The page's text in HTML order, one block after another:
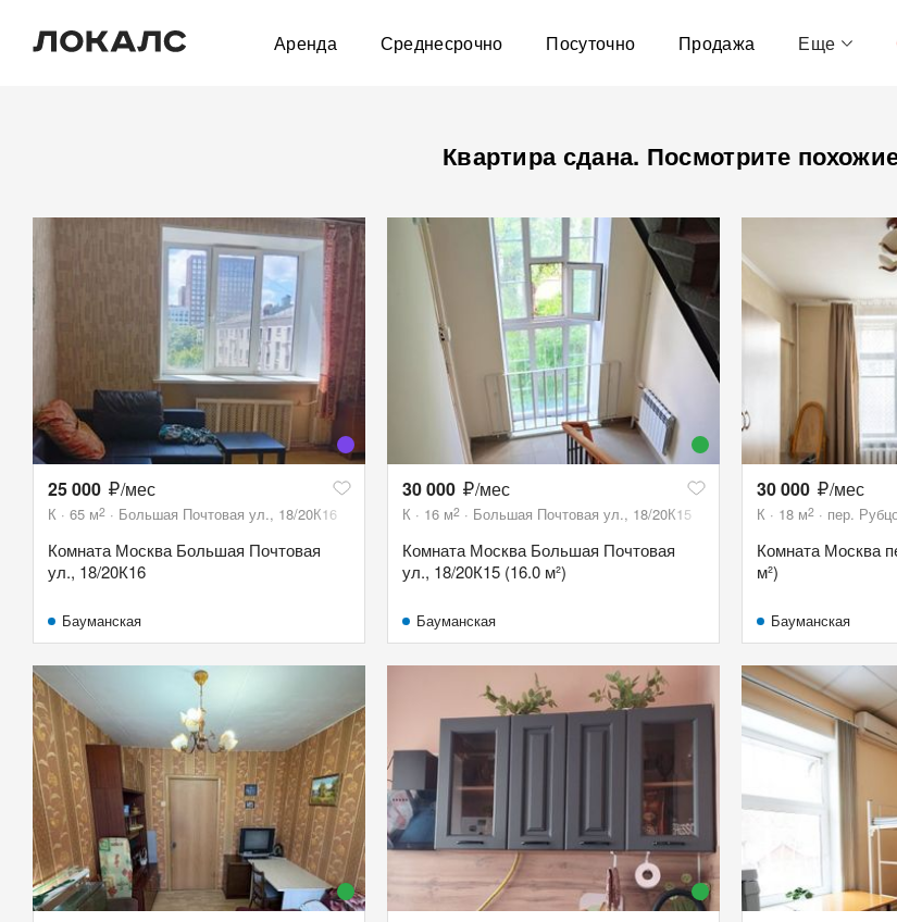
Аренда Среднесрочно Посуточно Продажа Еще
Квартира сдана. Посмотрите
25 000 /мес
К 65 м2 Большая Почтовая ул., 18/20К16
Комната Москва Большая Почтовая
ул., 18/20К16
Бауманская
30 000 /мес
К 16 м2 Большая Почтовая ул., 18/20К15
Комната Москва Большая Почтовая
ул., 18/20К15 (16.0 м²)
Бауманская
30 000 /мес
К 18 м2 пер.
Комната Москва
м²)
Бауманская